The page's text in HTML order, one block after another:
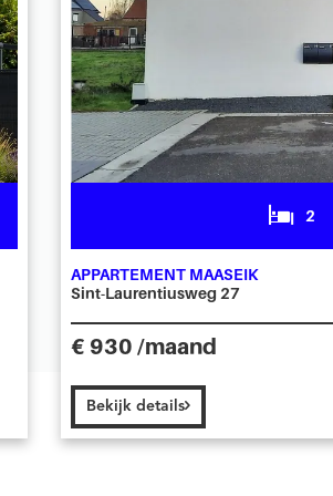
2
APPARTEMENT MAASEIK
Sint-Laurentiusweg 27
€ 930 /maand
Bekijk details